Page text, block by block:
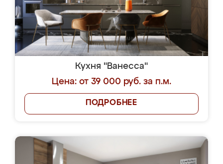
Кухня "Ванесса"
Цена: от 39 000 руб. за п.м.
ПОДРОБНЕЕ